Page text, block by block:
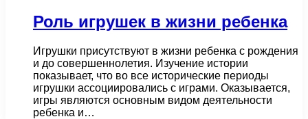
Роль игрушек в жизни ребенка
Игрушки присутствуют в жизни ребенка с рождения
и до совершеннолетия. Изучение истории
показывает, что во все исторические периоды
игрушки ассоциировались с играми. Оказывается,
игры являются основным видом деятельности
ребенка и…